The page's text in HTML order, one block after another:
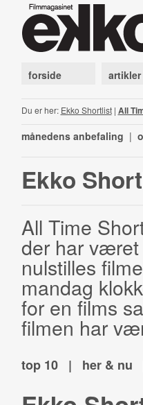
forside artikler
Du er her: Ekko Shortlist| All
månedens anbefaling |
Ekko
All Time
der har været
nulstilles
mandag
for en films
filmen har
top 10 | her & nu